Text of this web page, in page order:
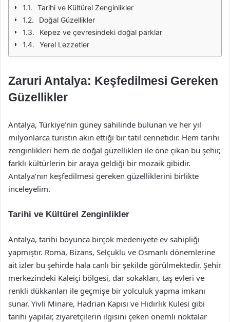
Tarihi ve Kültürel Zenginlikler
Doğal Güzellikler
Kepez ve çevresindeki doğal parklar
Yerel Lezzetler
Zaruri Antalya: Keşfedilmesi Gereken
Güzellikler
Antalya, Türkiye’nin güney sahilinde bulunan ve her yıl
milyonlarca turistin akın ettiği bir tatil cennetidir. Hem tarihi
zenginlikleri hem de doğal güzellikleri ile öne çıkan bu şehir,
farklı kültürlerin bir araya geldiği bir mozaik gibidir.
Antalya’nın keşfedilmesi gereken güzelliklerini birlikte
inceleyelim.
Tarihi ve Kültürel Zenginlikler
Antalya, tarihi boyunca birçok medeniyete ev sahipliği
yapmıştır. Roma, Bizans, Selçuklu ve Osmanlı dönemlerine
ait izler bu şehirde hala canlı bir şekilde görülmektedir. Şehir
merkezindeki Kaleiçi bölgesi, dar sokakları, taş evleri ve
renkli dükkanları ile geçmişe bir yolculuk yapma imkanı
sunar. Yivli Minare, Hadrian Kapısı ve Hıdırlık Kulesi gibi
tarihi yapılar, ziyaretçilerin ilgisini çeken önemli noktalar